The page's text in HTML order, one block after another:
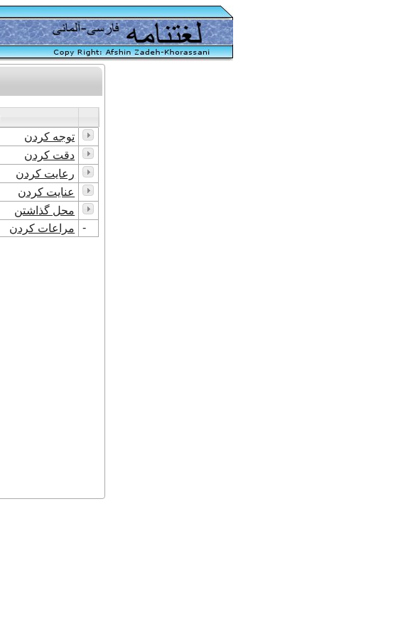
توجه کردن
دقت کردن
رعایت کردن
عنایت کردن
محل گذاشتن
مراعات کردن -